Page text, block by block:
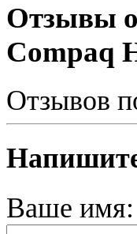
Отзывы о
Compaq
Отзывов
Ваше имя: